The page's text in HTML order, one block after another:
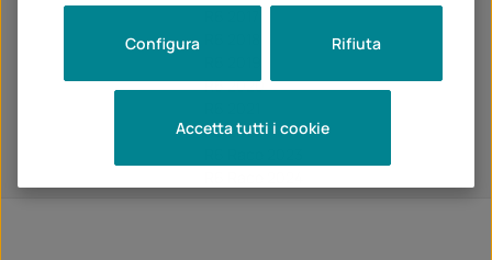
R6 2020
R6 2022
Rifiuta
Configura
Accetta tutti i cookie